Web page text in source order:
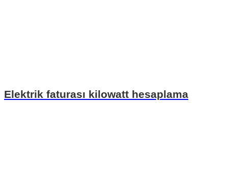
Elektrik faturası kilowatt hesaplama